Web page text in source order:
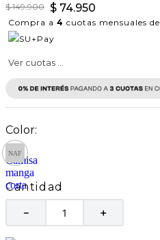
$ 149.900 $ 74.950
Compra a 4 cuotas mensuales de
Ver cuotas ...
Cantidad
＋
－